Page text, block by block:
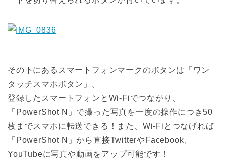
その下にあるスマートフォンマークのボタンは「ワン
タッチスマホボタン」。
登録したスマートフォンとWi-Fiでつながり、
「PowerShot N」で撮った写真を一度の操作につき50
枚までスマホに転送できる！また、Wi-Fiとつなげれば
「PowerShot N」から直接TwitterやFacebook、
YouTubeに写真や動画をアップ可能です！